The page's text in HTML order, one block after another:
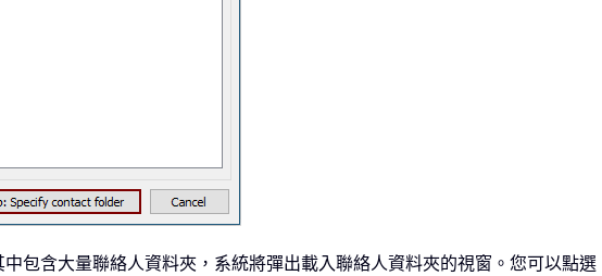
包含大量聯絡人資料夾，系統將彈出載入聯絡人資料夾的視窗。您可以點選